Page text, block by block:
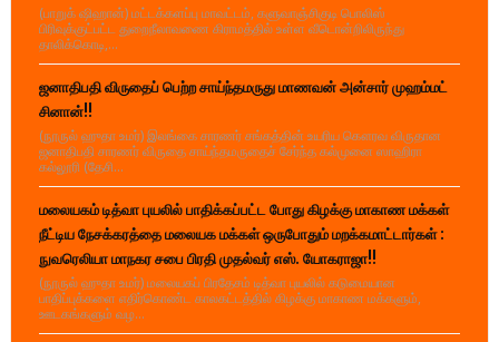
(பாறுக் ஷிஹான்) மட்டக்களப்பு மாவட்டம், களுவாஞ்சிகுடி பொலிஸ்
பிரிவுக்குட்பட்ட துறைநீலாவணை கிராமத்தில் உள்ள வீடொன்றிலிருந்து
தாலிக்கொடி,...
ஜனாதிபதி விருதைப் பெற்ற சாய்ந்தமருது மாணவன் அன்சார் முஹம்மட்
சினான்!!
(நூருல் ஹுதா உமர்) இலங்கை சாரணர் சங்கத்தின் உயரிய கௌரவ விருதான
ஜனாதிபதி சாரணர் விருதை சாய்ந்தமருதைச் சேர்ந்த கல்முனை ஸாஹிரா
கல்லூரி (தேசி...
மலையகம் டித்வா புயலில் பாதிக்கப்பட்ட போது கிழக்கு மாகாண மக்கள்
நீட்டிய நேசக்கரத்தை மலையக மக்கள் ஒருபோதும் மறக்கமாட்டார்கள் :
நுவரெலியா மாநகர சபை பிரதி முதல்வர் எஸ். யோகராஜா!!
(நூருல் ஹுதா உமர்) மலையகப் பிரதேசம் டித்வா புயலில் கடுமையான
பாதிப்புக்களை எதிர்கொண்ட காலகட்டத்தில் கிழக்கு மாகாண மக்களும்,
ஊடகங்களும் வழ...